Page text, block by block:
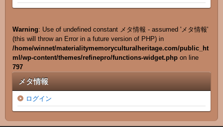
Warning: Use of undefined constant メタ情報 - assumed 'メタ情報'
(this will throw an Error in a future version of PHP) in
/home/winnet/materialitymemoryculturalheritage.com/public_ht
ml/wp-content/themes/refinepro/functions-widget.php on line
797
メタ情報
ログイン